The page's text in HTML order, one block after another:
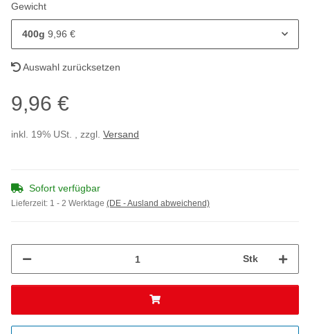
Gewicht
400g 9,96 €
Auswahl zurücksetzen
9,96 €
inkl. 19% USt. , zzgl. Versand
Sofort verfügbar
Lieferzeit: 1 - 2 Werktage (DE - Ausland abweichend)
Stk